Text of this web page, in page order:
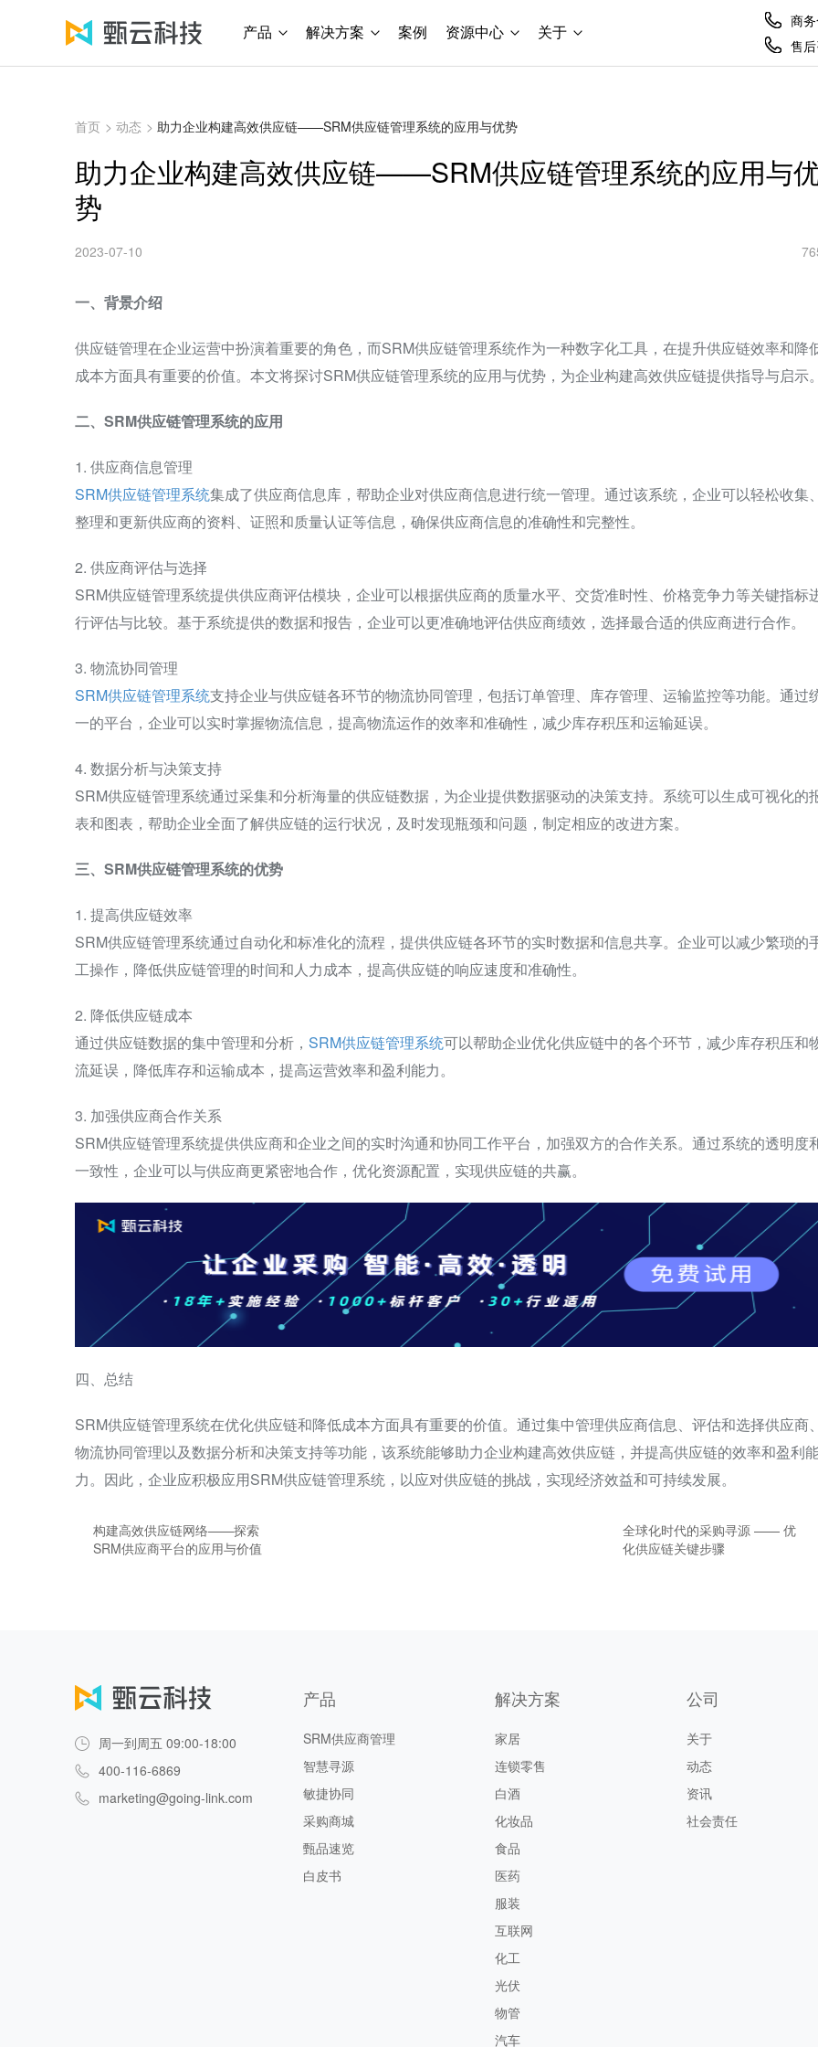
产品 解决方案 案例 资源中心 关于
商
售
首页 > 动态 > 助力企业构建高效供应链——SRM供应链管理系统的应用与优势
助力企业构建高效供应链——SRM供应链管理系统的应用与
势
2023-07-10
一、背景介绍
供应链管理在企业运营中扮演着重要的角色，而SRM供应链管理系统作为一种数字化工具，在提升供应链效率和降
成本方面具有重要的价值。本文将探讨SRM供应链管理系统的应用与优势，为企业构建高效供应链提供指导与启示
二、SRM供应链管理系统的应用
1. 供应商信息管理
SRM供应链管理系统集成了供应商信息库，帮助企业对供应商信息进行统一管理。通过该系统，企业可以轻松收集
整理和更新供应商的资料、证照和质量认证等信息，确保供应商信息的准确性和完整性。
2. 供应商评估与选择
SRM供应链管理系统提供供应商评估模块，企业可以根据供应商的质量水平、交货准时性、价格竞争力等关键指标
行评估与比较。基于系统提供的数据和报告，企业可以更准确地评估供应商绩效，选择最合适的供应商进行合作。
3. 物流协同管理
SRM供应链管理系统支持企业与供应链各环节的物流协同管理，包括订单管理、库存管理、运输监控等功能。通过
一的平台，企业可以实时掌握物流信息，提高物流运作的效率和准确性，减少库存积压和运输延误。
4. 数据分析与决策支持
SRM供应链管理系统通过采集和分析海量的供应链数据，为企业提供数据驱动的决策支持。系统可以生成可视化的
表和图表，帮助企业全面了解供应链的运行状况，及时发现瓶颈和问题，制定相应的改进方案。
三、SRM供应链管理系统的优势
1. 提高供应链效率
SRM供应链管理系统通过自动化和标准化的流程，提供供应链各环节的实时数据和信息共享。企业可以减少繁琐的
工操作，降低供应链管理的时间和人力成本，提高供应链的响应速度和准确性。
2. 降低供应链成本
通过供应链数据的集中管理和分析， SRM供应链管理系统可以帮助企业优化供应链中的各个环节，减少库存积压和
流延误，降低库存和运输成本，提高运营效率和盈利能力。
3. 加强供应商合作关系
SRM供应链管理系统提供供应商和企业之间的实时沟通和协同工作平台，加强双方的合作关系。通过系统的透明度
一致性，企业可以与供应商更紧密地合作，优化资源配置，实现供应链的共赢。
四、总结
SRM供应链管理系统在优化供应链和降低成本方面具有重要的价值。通过集中管理供应商信息、评估和选择供应商
物流协同管理以及数据分析和决策支持等功能，该系统能够助力企业构建高效供应链，并提高供应链的效率和盈利
力。因此，企业应积极应用SRM供应链管理系统，以应对供应链的挑战，实现经济效益和可持续发展。
构建高效供应链网络——探索
SRM供应商平台的应用与价值
全球化时代的采购寻源 —— 优
化供应链关键步骤
周一到周五 09:00-18:00
400-116-6869
marketing@going-link.com
产品
SRM供应商管理
智慧寻源
敏捷协同
采购商城
甄品速览
白皮书
解决方案
家居
连锁零售
白酒
化妆品
食品
医药
服装
互联网
化工
光伏
物管
汽车
公司
关于
动态
资讯
社会责任